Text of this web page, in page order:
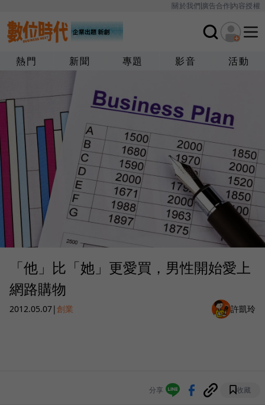
關於我們廣告合作內容授權
熱門 新聞 專題 影音 活動
「他」比「她」更愛買，男性開始愛上
網路購物
2012.05.07|創業 許凱玲
分享 收藏